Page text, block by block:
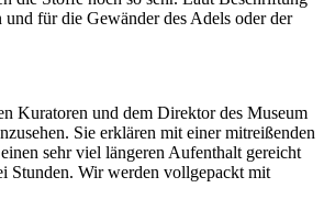
und für die Gewänder des Adels oder der
Kuratoren und dem Direktor des Museum
Sie erklären mit einer mitreißenden
sehr viel längeren Aufenthalt gereicht
Stunden. Wir werden vollgepackt mit